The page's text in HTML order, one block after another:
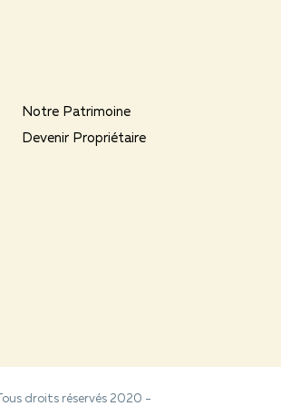
Notre Patrimoine
Devenir Propriétaire
Tous droits réservés 2020 -